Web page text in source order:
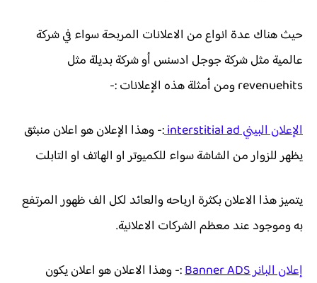
حيث هناك عدة انواع من الاعلانات المربحة سواء في شركة
عالمية مثل شركة جوجل ادسنس أو شركة بديلة مثل
revenuehits ومن أمثلة هذه الإعلانات :-
الإعلان البيني interstitial ad
:- وهذا الإعلان هو اعلان منبثق
يظهر للزوار من الشاشة سواء للكميوتر او الهاتف او التابلت
يتميز هذا الاعلان بكثرة ارباحه والعائد لكل الف ظهور المرتفع
به وموجود عند معظم الشركات الاعلانية.
إعلان البانر Banner ADS
:- وهذا الاعلان هو اعلان يكون